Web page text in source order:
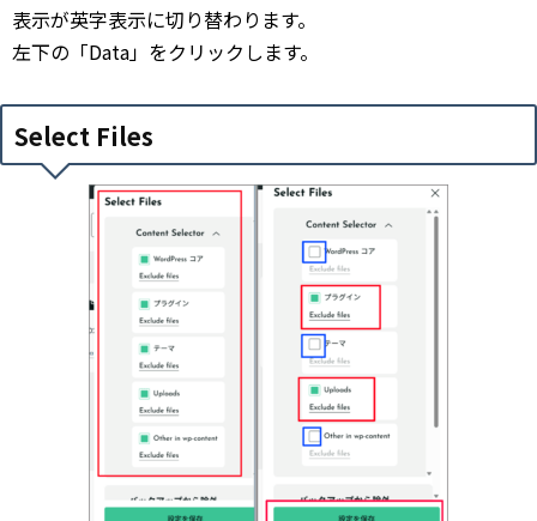
表示が英字表示に切り替わります。
左下の「Data」をクリックします。
Select Files